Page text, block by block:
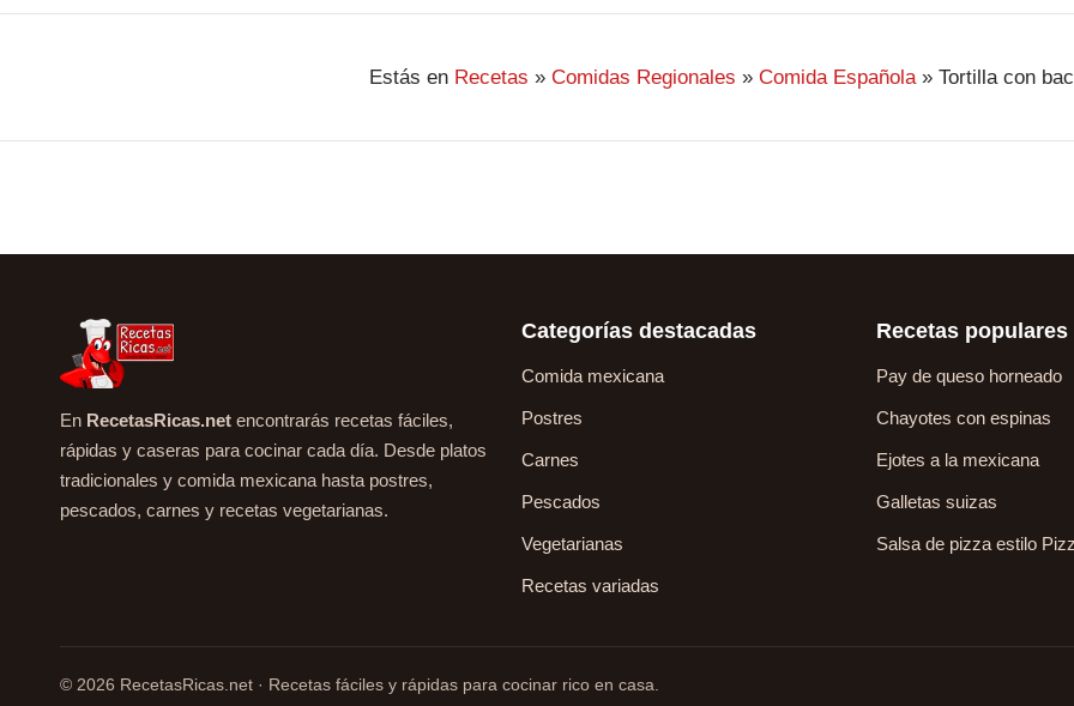
Estás en Recetas » Comidas Regionales » Comida Española» Tortilla con
En RecetasRicas.net encontrarás recetas fáciles,
rápidas y caseras para cocinar cada día. Desde platos
tradicionales y comida mexicana hasta postres,
pescados, carnes y recetas vegetarianas.
Categorías destacadas
Comida mexicana
Postres
Carnes
Pescados
Vegetarianas
Recetas variadas
Recetas populares
Pay de queso horneado
Chayotes con espinas
Ejotes a la mexicana
Galletas suizas
Salsa de pizza estilo
© 2026 RecetasRicas.net · Recetas fáciles y rápidas para cocinar rico en casa.